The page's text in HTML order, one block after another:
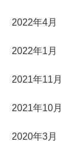
2022年4月
2022年1月
2021年11月
2021年10月
2020年3月